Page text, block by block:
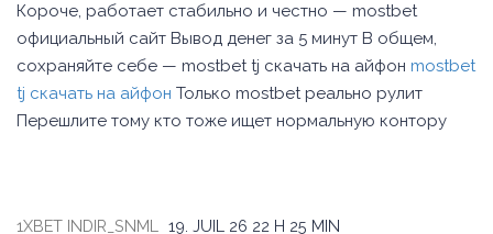
Короче, работает стабильно и честно — mostbet
официальный сайт Вывод денег за 5 минут В общем,
сохраняйте себе — mostbet tj скачать на айфон mostbet
tj скачать на айфон Только mostbet реально рулит
Перешлите тому кто тоже ищет нормальную контору
1XBET INDIR_SNML 19. JUIL 26 22 H 25 MIN